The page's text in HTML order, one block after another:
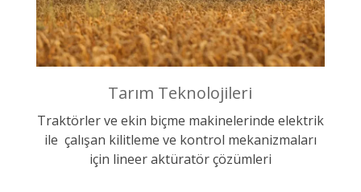
Tarım Teknolojileri
Traktörler ve ekin biçme makinelerinde elektrik
ile çalışan kilitleme ve kontrol mekanizmaları
için lineer aktüratör çözümleri